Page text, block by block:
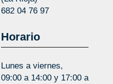
682 04 76 97
Horario
Lunes a viernes,
09:00 a 14:00 y 17:00 a